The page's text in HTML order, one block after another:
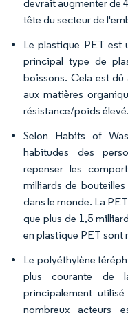
devrait augmenter de
tête du secteur de
Le plastique PET est
principal type de
boissons. Cela est dû
aux matières
résistance/poids élevé.
Selon Habits of
habitudes des
repenser les
milliards de
dans le monde. La
que plus de 1,5
en plastique PET sont
Le polyéthylène
plus courante de
principalement
nombreux acteurs